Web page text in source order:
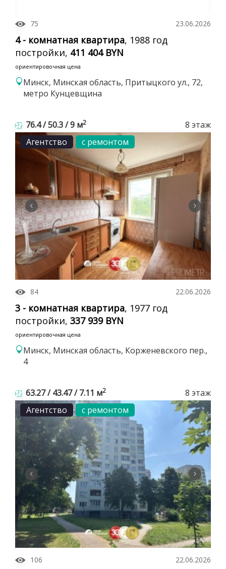
75 23.06.2026
4 - комнатная квартира, 1988 год
постройки, 411 404 BYN
ориентировочная цена
Минск, Минская область, Притыцкого ул., 72,
метро Кунцевщина
76.4 / 50.3 / 9 м2
8 этаж
Агентство
с ремонтом
84 22.06.2026
3 - комнатная квартира, 1977 год
постройки, 337 939 BYN
ориентировочная цена
Минск, Минская область, Корженевского пер.,
4
63.27 / 43.47 / 7.11 м2
8 этаж
Агентство
с ремонтом
106 22.06.2026